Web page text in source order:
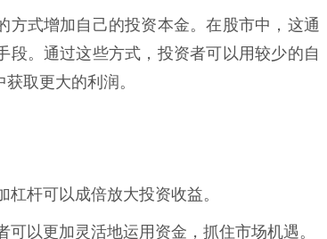
方式增加自己的投资本金。在股市中，这通
。通过这些方式，投资者可以用较少的自
取更大的利润。
杆可以成倍放大投资收益。
以更加灵活地运用资金，抓住市场机遇。